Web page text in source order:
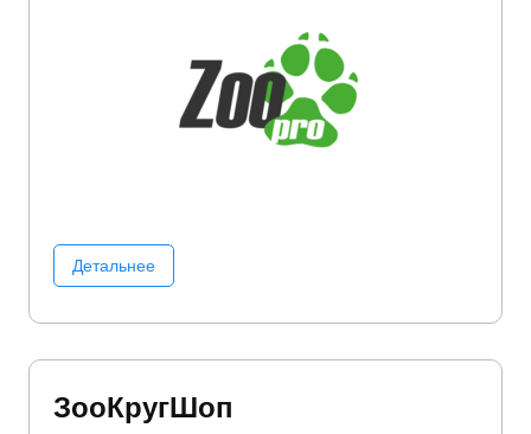
Детальнее
ЗооКругШоп